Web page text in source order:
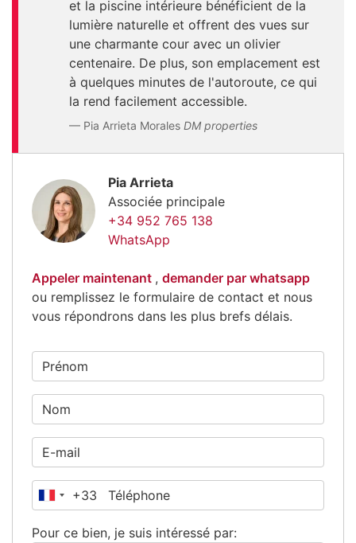
et la piscine intérieure bénéficient de la
lumière naturelle et offrent des vues sur
une charmante cour avec un olivier
centenaire. De plus, son emplacement est
à quelques minutes de l'autoroute, ce qui
la rend facilement accessible.
Pia Arrieta Morales DM properties
Pia Arrieta
Associée principale
+34 952 765 138
WhatsApp
Appeler maintenant , demander par whatsapp
ou remplissez le formulaire de contact et nous
vous répondrons dans les plus brefs délais.
France
+33
Pour ce bien, je suis intéressé par: